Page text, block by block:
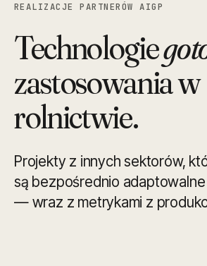
REALIZACJE PARTNERÓW AIGP
Technologie
zastosowania w
rolnictwie.
Projekty z innych sektorów,
są bezpośrednio
— wraz z metrykami z